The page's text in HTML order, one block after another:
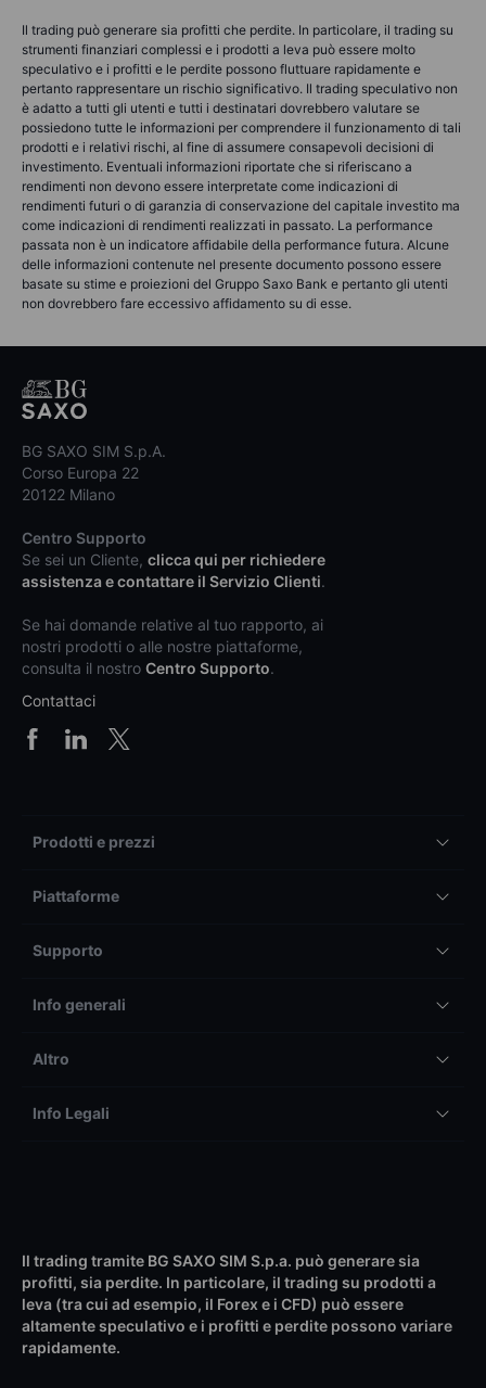
Il trading può generare sia profitti che perdite. In particolare, il trading su
strumenti finanziari complessi e i prodotti a leva può essere molto
speculativo e i profitti e le perdite possono fluttuare rapidamente e
pertanto rappresentare un rischio significativo. Il trading speculativo non
è adatto a tutti gli utenti e tutti i destinatari dovrebbero valutare se
possiedono tutte le informazioni per comprendere il funzionamento di tali
prodotti e i relativi rischi, al fine di assumere consapevoli decisioni di
investimento. Eventuali informazioni riportate che si riferiscano a
rendimenti non devono essere interpretate come indicazioni di
rendimenti futuri o di garanzia di conservazione del capitale investito ma
come indicazioni di rendimenti realizzati in passato. La performance
passata non è un indicatore affidabile della performance futura. Alcune
delle informazioni contenute nel presente documento possono essere
basate su stime e proiezioni del Gruppo Saxo Bank e pertanto gli utenti
non dovrebbero fare eccessivo affidamento su di esse.
BG SAXO SIM S.p.A.
Corso Europa 22
20122 Milano
Centro Supporto
Se sei un Cliente, clicca qui per richiedere
assistenza e contattare il Servizio Clienti.
Se hai domande relative al tuo rapporto, ai
nostri prodotti o alle nostre piattaforme,
consulta il nostro Centro Supporto.
Contattaci
Prodotti e prezzi
Piattaforme
Supporto
Info generali
Altro
Info Legali
Il trading tramite BG SAXO SIM S.p.a. può generare sia
profitti, sia perdite. In particolare, il trading su prodotti a
leva (tra cui ad esempio, il Forex e i CFD) può essere
altamente speculativo e i profitti e perdite possono variare
rapidamente.